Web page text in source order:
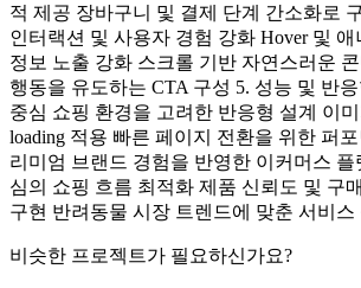
적 제공 장바구니 및 결제 단계 간소화로
인터랙션 및 사용자 경험 강화 Hover 및
정보 노출 강화 스크롤 기반 자연스러운
행동을 유도하는 CTA 구성 5. 성능 및 반
중심 쇼핑 환경을 고려한 반응형 설계 이
loading 적용 빠른 페이지 전환을 위한 퍼
리미엄 브랜드 경험을 반영한 이커머스
심의 쇼핑 흐름 최적화 제품 신뢰도 및 구
구현 반려동물 시장 트렌드에 맞춘 서비스
비슷한 프로젝트가 필요하신가요?